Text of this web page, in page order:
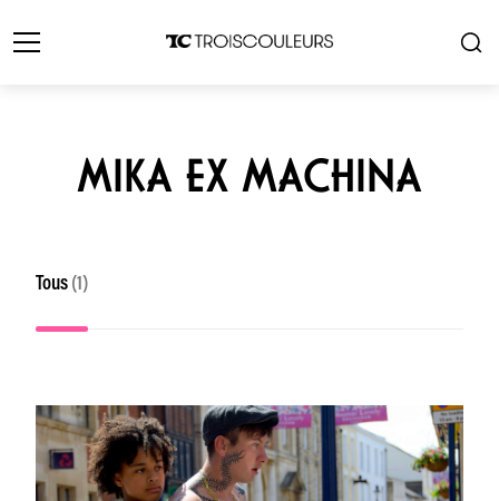
MIKA EX MACHINA
Tous (1)